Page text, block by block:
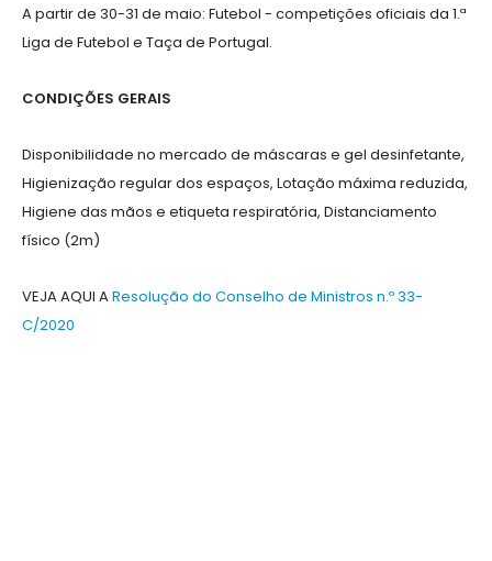
A partir de 30-31 de maio: Futebol - competições oficiais da 1.ª
Liga de Futebol e Taça de Portugal.
CONDIÇÕES GERAIS
Disponibilidade no mercado de máscaras e gel desinfetante,
Higienização regular dos espaços, Lotação máxima reduzida,
Higiene das mãos e etiqueta respiratória, Distanciamento
físico (2m)
VEJA AQUI AResolução do Conselho de Ministros n.º 33-
C/2020